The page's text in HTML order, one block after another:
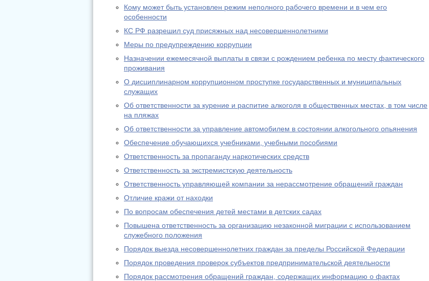
Кому может быть установлен режим неполного рабочего времени и в чем его
особенности
КС РФ разрешил суд присяжных над несовершеннолетними
Меры по предупреждению коррупции
Назначении ежемесячной выплаты в связи с рождением ребенка по месту фактического
проживания
О дисциплинарном коррупционном проступке государственных и муниципальных
служащих
Об ответственности за курение и распитие алкоголя в общественных местах, в том числе
на пляжах
Об ответственности за управление автомобилем в состоянии алкогольного опьянения
Обеспечение обучающихся учебниками, учебными пособиями
Ответственность за пропаганду наркотических средств
Ответственность за экстремистскую деятельность
Ответственность управляющей компании за нерассмотрение обращений граждан
Отличие кражи от находки
По вопросам обеспечения детей местами в детских садах
Повышена ответственность за организацию незаконной миграции с использованием
служебного положения
Порядок выезда несовершеннолетних граждан за пределы Российской Федерации
Порядок проведения проверок субъектов предпринимательской деятельности
Порядок рассмотрения обращений граждан, содержащих информацию о фактах